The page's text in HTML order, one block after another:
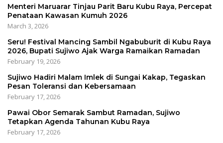
Menteri Maruarar Tinjau Parit Baru Kubu Raya, Percepat
Penataan Kawasan Kumuh 2026
March 3, 2026
Seru! Festival Mancing Sambil Ngabuburit di Kubu Raya
2026, Bupati Sujiwo Ajak Warga Ramaikan Ramadan
February 19, 2026
Sujiwo Hadiri Malam Imlek di Sungai Kakap, Tegaskan
Pesan Toleransi dan Kebersamaan
February 17, 2026
Pawai Obor Semarak Sambut Ramadan, Sujiwo
Tetapkan Agenda Tahunan Kubu Raya
February 17, 2026